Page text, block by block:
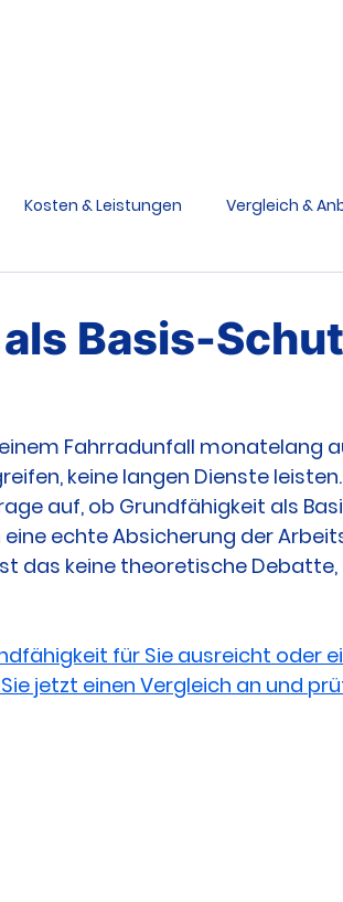
Kosten & Leistungen Vergleich &
Basis-
Fahrradunfall monatelang
keine langen Dienste
auf, ob Grundfähigkeit als
echte Absicherung der
das keine theoretische
für Sie ausreicht oder
jetzt einen Vergleich an und